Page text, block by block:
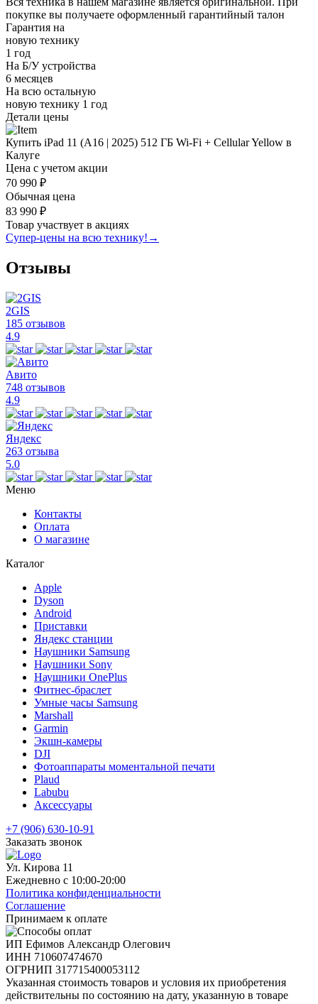
покупке вы получаете оформленный гарантийный талон
Гарантия на
новую технику
1 год
На Б/У устройства
6 месяцев
На всю остальную
новую технику 1 год
Детали цены
Купить iPad 11 (A16 | 2025) 512 ГБ Wi-Fi + Cellular Yellow в
Калуге
Цена с учетом акции
70 990 ₽
Обычная цена
83 990 ₽
Товар участвует в акциях
Супер-цены на всю технику! →
Отзывы
2GIS
185 отзывов
4.9
Авито
748 отзывов
4.9
Яндекс
263 отзыва
5.0
Меню
Контакты
Оплата
О магазине
Каталог
Apple
Dyson
Android
Приставки
Яндекс станции
Наушники Samsung
Наушники Sony
Наушники OnePlus
Фитнес-браслет
Умные часы Samsung
Marshall
Garmin
Экшн-камеры
DJI
Фотоаппараты моментальной печати
Plaud
Labubu
Аксессуары
+7 (906) 630-10-91
Заказать звонок
Ул. Кирова 11
Ежедневно с 10:00-20:00
Политика конфиденциальности
Соглашение
Принимаем к оплате
ИП Ефимов Александр Олегович
ИНН 710607474670
ОГРНИП 317715400053112
Указанная стоимость товаров и условия их приобретения
действительны по состоянию на дату, указанную в товаре